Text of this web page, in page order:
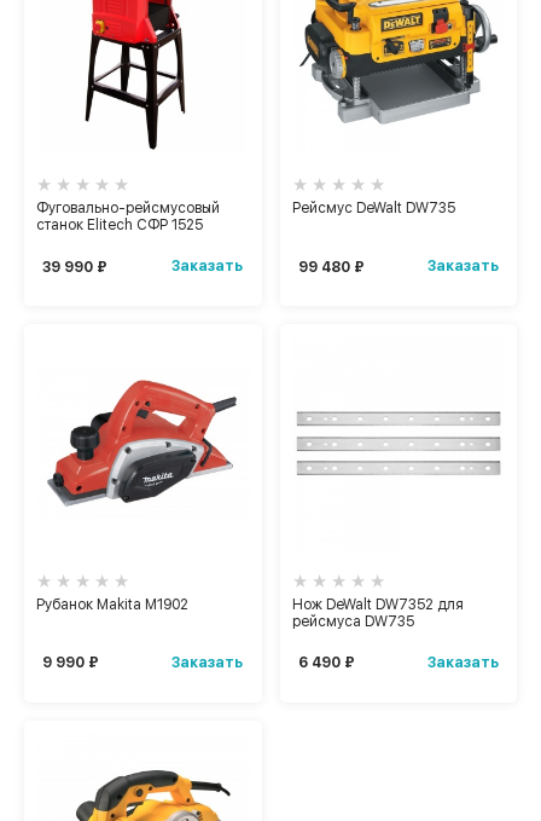
Фуговально-рейсмусовый
станок Elitech СФР 1525
39 990 ₽ Заказать
Рейсмус DeWalt DW735
99 480 ₽ Заказать
Рубанок Makita M1902
9 990 ₽ Заказать
Нож DeWalt DW7352 для
рейсмуса DW735
6 490 ₽ Заказать